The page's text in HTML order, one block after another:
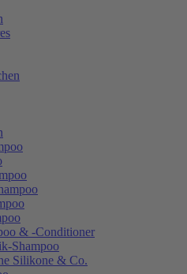
& -Conditioner
Shampoo
Silikone & Co.